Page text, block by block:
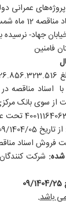
مناقصه12 ماه
به میدان بیمه- تلفن : 9-
فامنین
از سوی بانک
از تاریخ 05/09/1404 لغایت ساعت 14 مورخ
مناقصه مبلغ 3.000.000ریال است که باید از طریق
شرکت
25
/09/1404
باشد